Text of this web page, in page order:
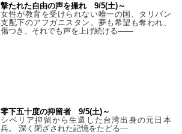
撃たれた自由の声を撮れ 9/5(土)～
女性が教育を受けられない唯一の国、タリバン
支配下のアフガニスタン。夢も希望も奪われ、
傷つき、それでも声を上げ続ける——
零下五十度の抑留者 9/5(土)～
シベリア抑留から生還した台湾出身の元日本
兵。 深く閉ざされた記憶をたどる—